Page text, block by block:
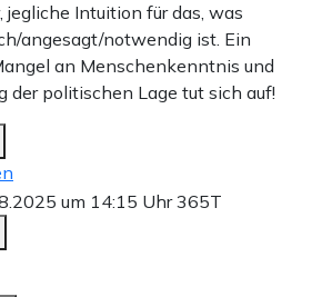
jegliche Intuition für das, was
angesagt/notwendig ist. Ein
an Menschenkenntnis und
der politischen Lage tut sich auf!
um 14:15 Uhr365T